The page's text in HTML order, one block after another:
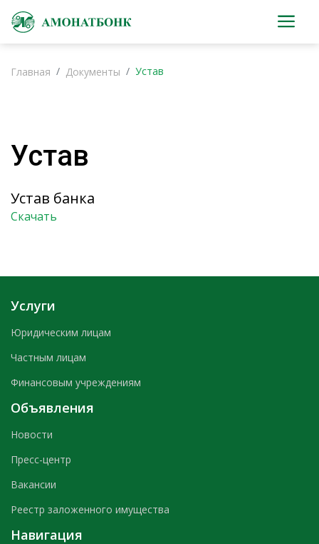
Главная Документы Устав
Устав
Устав банка
Скачать
Услуги
Юридическим лицам
Частным лицам
Финансовым учреждениям
Объявления
Новости
Пресс-центр
Вакансии
Реестр заложенного имущества
Навигация